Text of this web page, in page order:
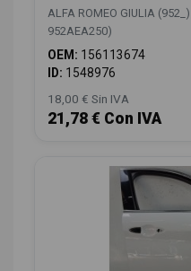
ALFA ROMEO GIULIA
952AEA250)
OEM: 156113674
ID: 1548976
18,00 € Sin IVA
21,78 € Con IVA